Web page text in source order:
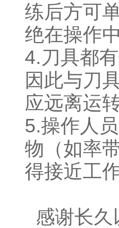
练后方可
绝在操作
4.刀具都
因此与刀
应远离运
5.操作人
物（如率
得接近工
感谢长久